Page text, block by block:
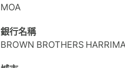
MOA
銀行名稱
BROWN BROTHERS